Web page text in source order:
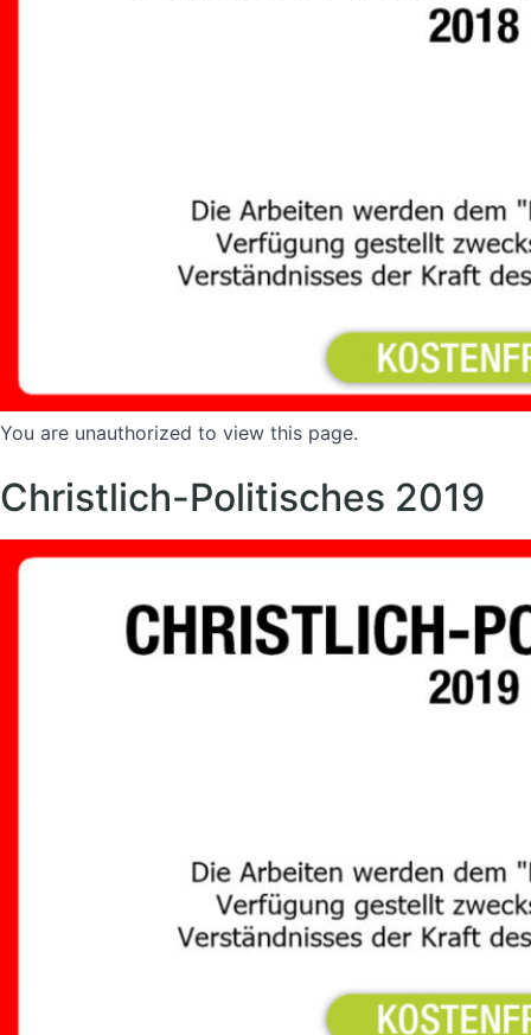
You are unauthorized to view this page.
Christlich-Politisches 2019